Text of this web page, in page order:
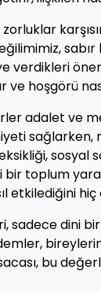
ve hoşgörü
adalet ve
sağlarken,
sosyal
bir toplum
etkilediğini hiç
dini
bu